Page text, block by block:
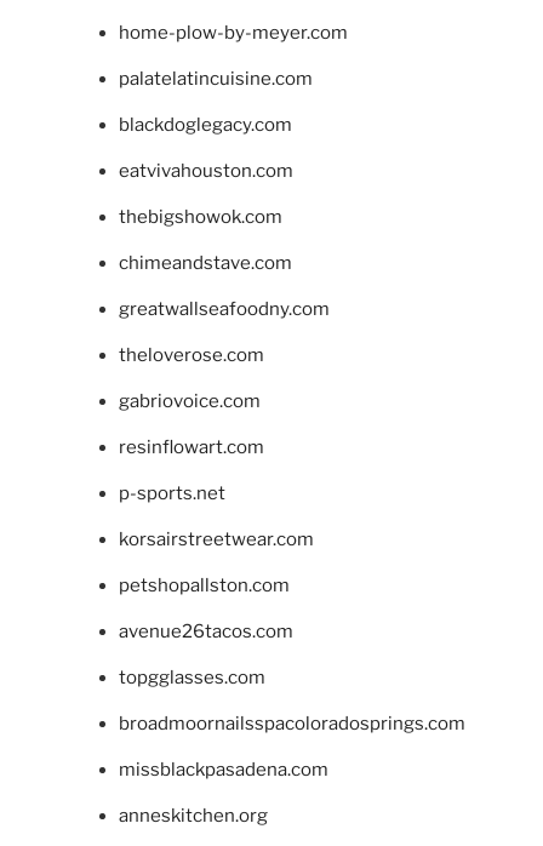
home-plow-by-meyer.com
palatelatincuisine.com
blackdoglegacy.com
eatvivahouston.com
thebigshowok.com
chimeandstave.com
greatwallseafoodny.com
theloverose.com
gabriovoice.com
resinflowart.com
p-sports.net
korsairstreetwear.com
petshopallston.com
avenue26tacos.com
topgglasses.com
broadmoornailsspacoloradosprings.com
missblackpasadena.com
anneskitchen.org